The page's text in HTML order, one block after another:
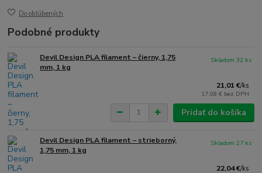
Do obľúbených
Podobné produkty
Devil Design PLA filament – čierny, 1,75
mm, 1 kg
21,01 €/ks
17,08 € bez DPH
Skladom 32 ks
Pridať do košíka
Devil Design PLA filament – strieborný,
1,75 mm, 1 kg
22,04 €/ks
Skladom 27 ks